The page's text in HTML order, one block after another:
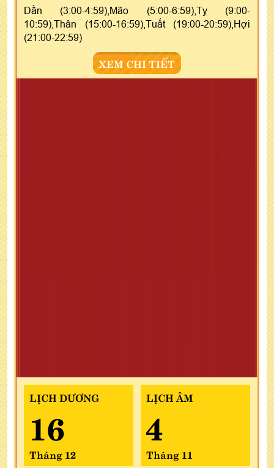
Dần (3:00-4:59),Mão (5:00-6:59),Tỵ (9:00-
10:59),Thân (15:00-16:59),Tuất (19:00-20:59),Hợi
(21:00-22:59)
XEM CHI TIẾT
LỊCH DƯƠNG
16
Tháng 12
LỊCH ÂM
4
Tháng 11